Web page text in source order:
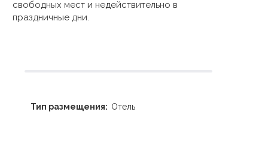
свободных мест и недействительно в
праздничные дни.
Тип размещения: Отель